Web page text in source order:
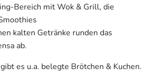
Bereich mit Wok & Grill, die
kalten Getränke runden das
ab.
es u.a. belegte Brötchen & Kuchen.